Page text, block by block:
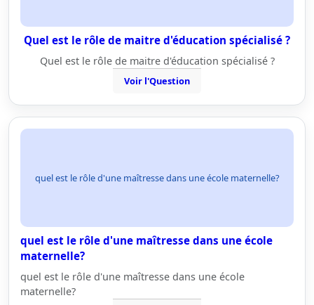
Quel est le rôle de maitre d'éducation spécialisé ?
Quel est le rôle de maitre d'éducation spécialisé ?
Voir l'Question
quel est le rôle d'une maîtresse dans une école maternelle?
quel est le rôle d'une maîtresse dans une école
maternelle?
quel est le rôle d'une maîtresse dans une école
maternelle?